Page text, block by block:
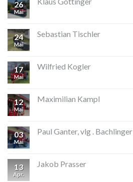
26
Mai
24
Mai
Sebastian Tischler
17
Mai
Wilfried Kogler
12
Mai
Maximilian Kampl
03
Mai
Paul Ganter, vlg . Bachlinger
13
Apr.
Jakob Prasser